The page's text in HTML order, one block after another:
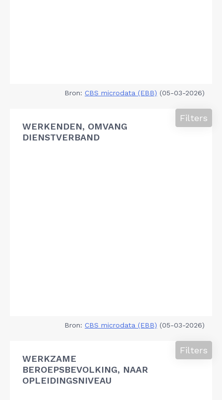
Bron: CBS microdata (EBB) (05-03-2026)
WERKENDEN, OMVANG
DIENSTVERBAND
Filters
Bron: CBS microdata (EBB) (05-03-2026)
WERKZAME
BEROEPSBEVOLKING, NAAR
OPLEIDINGSNIVEAU
Filters